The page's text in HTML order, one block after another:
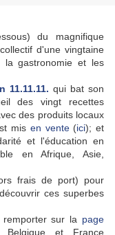
du magnifique
d'une vingtaine
la gastronomie et les
11.11.11. qui bat son
des vingt recettes
des produits locaux
mis en vente(ici); et
et l'éducation en
en Afrique, Asie,
frais de port) pour
ces superbes
sur la page
et France